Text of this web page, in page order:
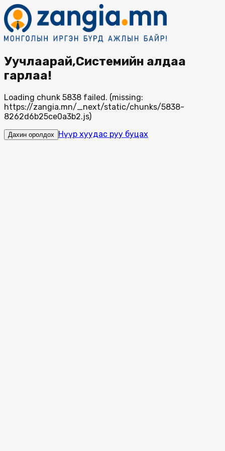
Уучлаарай,Системийн алдаа
гарлаа!
Loading chunk 5838 failed. (missing:
https://zangia.mn/_next/static/chunks/5838-
8262d6b25ce0a3b2.js)
Дахин оролдох Нүүр хуудас руу буцах